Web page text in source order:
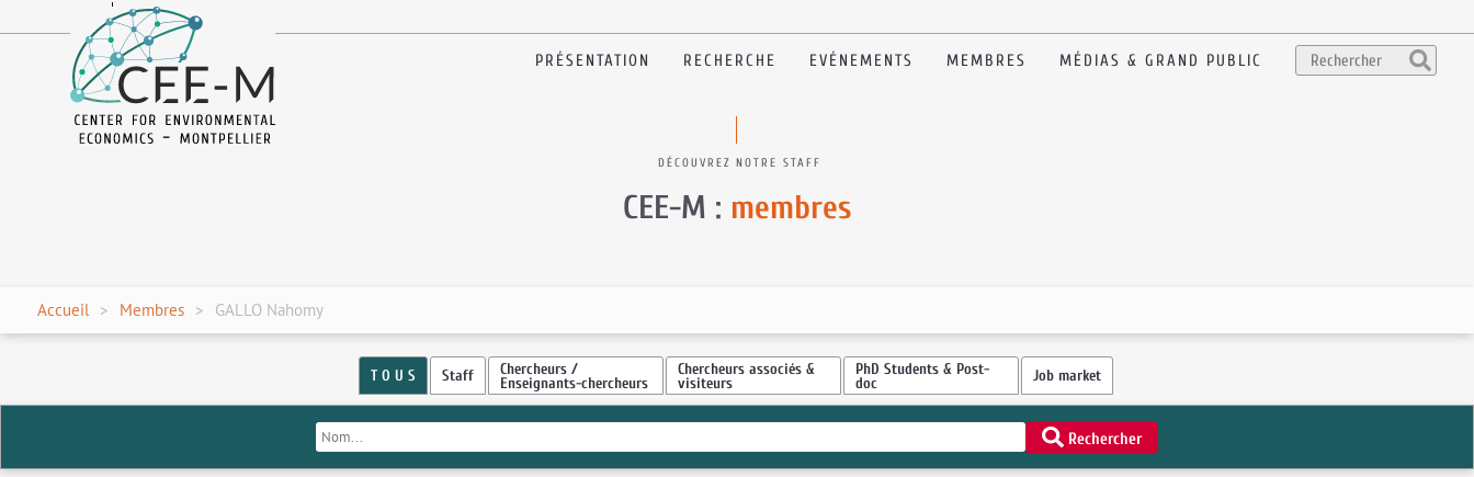
en
PRÉSENTATION RECHERCHE EVÉNEMENTS MEMBRES MÉDIAS & GRAND PUBLIC
DÉCOUVREZ NOTRE STAFF
CEE-M : membres
Accueil Membres GALLO Nahomy
T O U S Staff Chercheurs /
Enseignants-chercheurs
Chercheurs associés &
visiteurs
PhD Students & Post-
doc Job market
Rechercher